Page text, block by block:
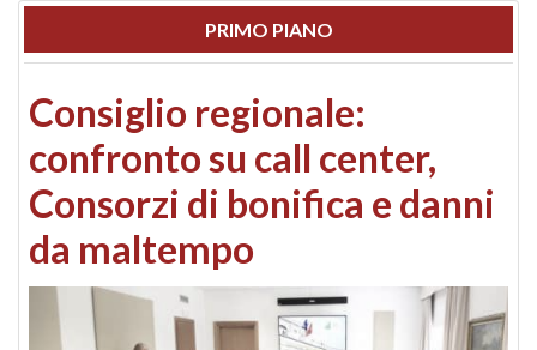
PRIMO PIANO
Consiglio regionale:
confronto su call center,
Consorzi di bonifica e danni
da maltempo